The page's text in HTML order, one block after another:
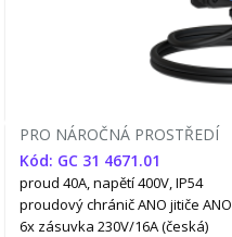
PRO NÁROČNÁ PROSTŘEDÍ
Kód: GC 31 4671.01
proud 40A, napětí 400V, IP54
proudový chránič ANO jitiče ANO
6x zásuvka 230V/16A (česká)